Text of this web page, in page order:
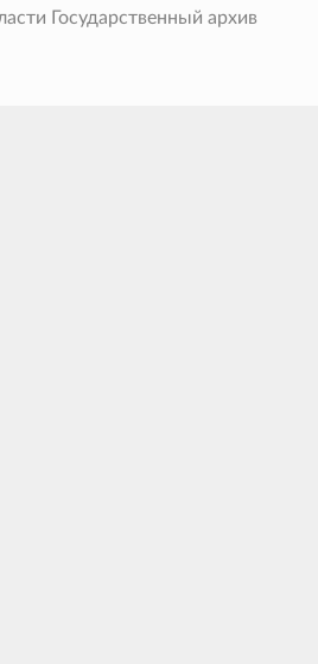
Государственный архив